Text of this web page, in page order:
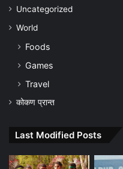
Uncategorized
World
Foods
Games
Travel
कोकण प्रान्त
Last Modified Posts